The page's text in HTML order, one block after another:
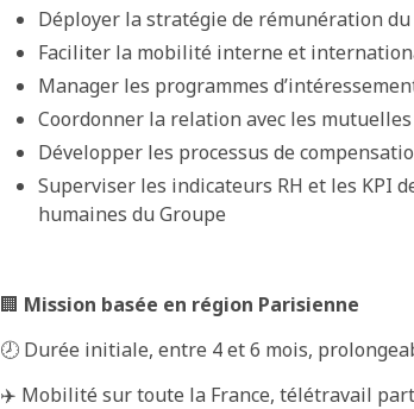
Déployer la stratégie de rémunération du
Faciliter la mobilité interne et
Manager les programmes
Coordonner la relation avec les
Développer les processus de
Superviser les indicateurs RH et les KPI
humaines du Groupe
🏢 Mission basée en région Parisienne
🕗 Durée initiale, entre 4 et 6 mois,
✈️ Mobilité sur toute la France, télétravail